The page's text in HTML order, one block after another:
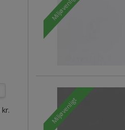
kr.
Miljøvenligt
Miljøvenligt